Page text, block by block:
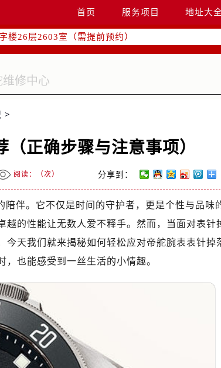
首页 服务项目 地址大
层602室（需提前预约）
楼D座11层1102室（需提前预约）
楼26层2603室（需提前预约）
3705室（需提前预约）
字楼22层C1-1室（需提前预约）
中心写字楼35层3508室（需提前预约）
16层1604室（需提前预约）
字楼（华润万象城）17层1706室（需提前预约）
层503-5室（需提前预约）
4号楼22层2209室（需提前预约）
楼A座13层1304室（需提前预约）
央广场）A1座办公楼14层07室（需提前预约）
象城）15层1508室（需提前预约）
A塔7层704室（需提前预约）
厦南塔写字楼15层07室（需提前预约）
1701室（需提前预约）
30层05室（需提前预约）
层1104室（需提前预约）
>
正确步骤与注意事项）
阅读：（次） 分享到：
伴。它不仅是时间的守护者，更是个性与品味
越的性能让无数人爱不释手。然而，当面对表针
今天我们就来揭秘如何轻松应对帝舵腕表表针掉
也能感受到一丝生活的小情趣。